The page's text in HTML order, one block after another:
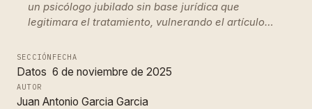
un psicólogo jubilado sin base jurídica que
legitimara el tratamiento, vulnerando el artículo…
SECCIÓN
Datos
FECHA
6 de noviembre de 2025
AUTOR
Juan Antonio Garcia Garcia